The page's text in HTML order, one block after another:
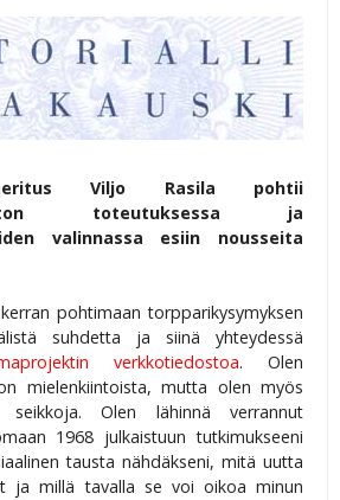
Viljo Rasila pohtii
toteutuksessa ja
valinnassa esiin nousseita
pohtimaan torpparikysymyksen
suhdetta ja siinä yhteydessä
verkkotiedostoa. Olen
mielenkiintoista, mutta olen myös
seikkoja. Olen lähinnä verrannut
1968 julkaistuun tutkimukseeni
tausta nähdäkseni, mitä uutta
ja millä tavalla se voi oikoa minun